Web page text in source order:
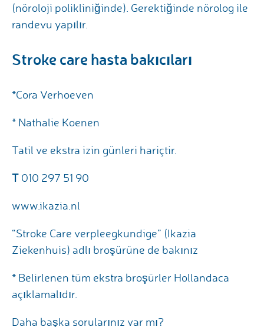
(nöroloji polikliniğinde). Gerektiğinde nörolog ile
randevu yapılır.
Stroke care hasta bakıcıları
*Cora Verhoeven
* Nathalie Koenen
Tatil ve ekstra izin günleri hariçtir.
T 010 297 51 90
www.ikazia.nl
“Stroke Care verpleegkundige” (Ikazia
Ziekenhuis) adlı broşürüne de bakınız
* Belirlenen tüm ekstra broşürler Hollandaca
açıklamalıdır.
Daha başka sorularınız var mı?